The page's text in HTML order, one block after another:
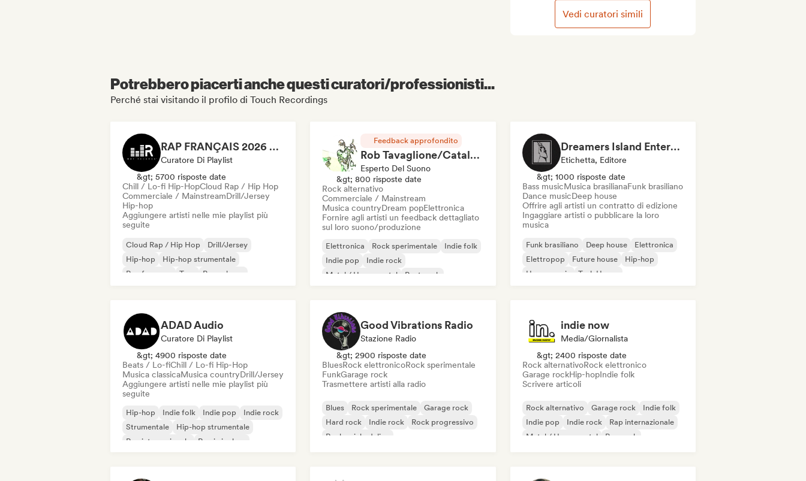
Vedi curatori simili
Potrebbero piacerti anche questi curatori/professionisti...
Perché stai visitando il profilo di Touch Recordings
RAP FRANÇAIS 2026 🔥🇫🇷 (Way Records)
Curatore Di Playlist
&gt; 5700 risposte date
Chill / Lo-fi Hip-HopCloud Rap / Hip Hop
Commerciale / MainstreamDrill/Jersey
Hip-hop
Aggiungere artisti nelle mie playlist più
seguite
Cloud Rap / Hip Hop
Drill/Jersey
Hip-hop
Hip-hop strumentale
Rap francese
Trap
Pop urbano
Feedback approfondito
Rob Tavaglione/Catalyst Recording
Esperto Del Suono
&gt; 800 risposte date
Rock alternativo
Commerciale / Mainstream
Musica countryDream popElettronica
Fornire agli artisti un feedback dettagliato
sul loro suono/produzione
Elettronica Rock sperimentale
Indie folk
Indie pop
Indie rock
Metal / Heavy metal
Post punk
Dreamers Island Entertainment
Etichetta, Editore
&gt; 1000 risposte date
Bass musicMusica brasilianaFunk brasiliano
Dance musicDeep house
Offrire agli artisti un contratto di edizione
Ingaggiare artisti o pubblicare la loro
musica
Funk brasiliano Deep house
Elettronica
Elettropop
Future house
Hip-hop
House music
Tech House
ADAD Audio
Curatore Di Playlist
&gt; 4900 risposte date
Beats / Lo-fiChill / Lo-fi Hip-Hop
Musica classicaMusica countryDrill/Jersey
Aggiungere artisti nelle mie playlist più
seguite
Hip-hop Indie folk Indie pop
Indie rock
Strumentale
Hip-hop strumentale
Rap internazionale
Rap in inglese
Good Vibrations Radio
Stazione Radio
&gt; 2900 risposte date
BluesRock elettronicoRock sperimentale
FunkGarage rock
Trasmettere artisti alla radio
Blues Rock sperimentale
Garage rock
Hard rock
Indie rock
Rock progressivo
Rock psichedelico
indie now
Media/Giornalista
&gt; 2400 risposte date
Rock alternativoRock elettronico
Garage rockHip-hopIndie folk
Scrivere articoli
Rock alternativo Garage rock
Indie folk
Indie pop
Indie rock
Rap internazionale
Metal / Heavy metal
Pop rock